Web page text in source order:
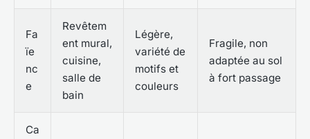
Fa
ïe
nc
e
Revêtem
ent mural,
cuisine,
salle de
bain
Légère,
variété de
motifs et
couleurs
Fragile, non
adaptée au sol
à fort passage
Ca